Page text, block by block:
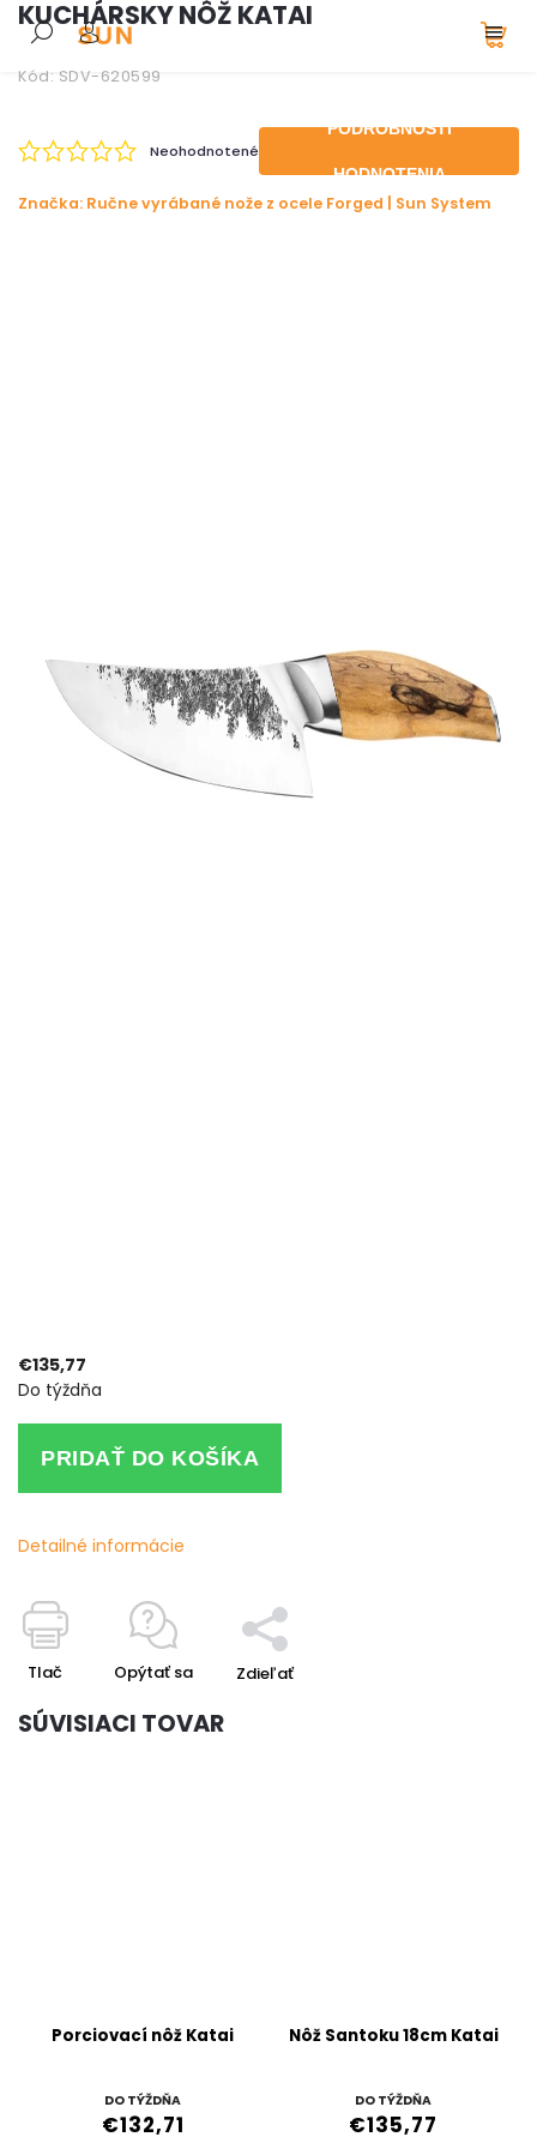
KUCHÁRSKY NÔŽ KATAI
Kód: SDV-620599
Neohodnotené
PODROBNOSTI
HODNOTENIA
Značka: Ručne vyrábané nože z ocele Forged | Sun System
€135,77
Do týždňa
PRIDAŤ DO KOŠÍKA
Detailné informácie
Tlač Opýtať sa Zdieľať
SÚVISIACI TOVAR
Porciovací nôž Katai
DO TÝŽDŇA
€132,71
Nôž Santoku 18cm Katai
DO TÝŽDŇA
€135,77